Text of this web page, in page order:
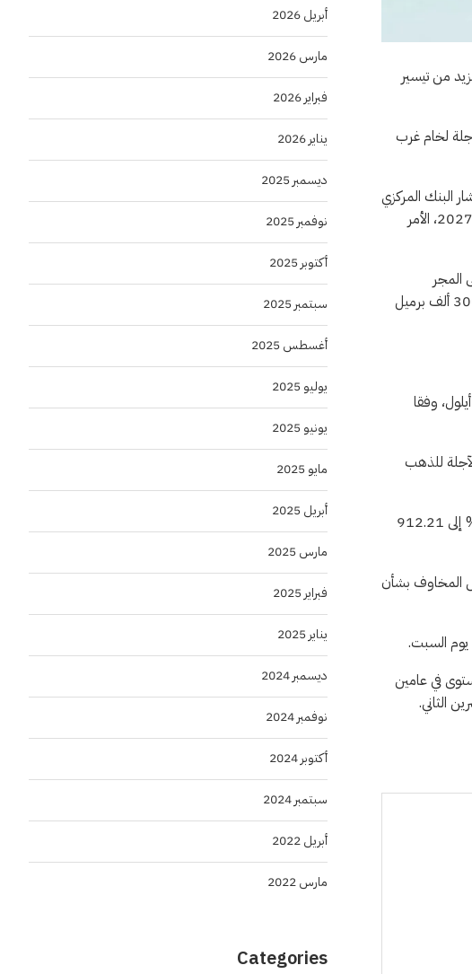
من تيسير
وزادت العقود الآجلة لخام غرب
أشار البنك المركزي
الأمريكي إلى توخي الحذر بشأن المزيد من التيسير في السياسة النقدية. كما أشارت أبحاث إلى أن استهلاك النفط في الصين سيبلغ ذروته في 2027، الأمر
المجر
وسلوفاكيا والتشيك وألمانيا، بعد توقفه يوم الخميس بسبب مشاكل فنية في محطة ضخ روسية. وقبل التوقف، كان خط الأنابيب ينقل 300 ألف برميل
منذ سبتمبر أيلول، وفقا
الآجلة للذهب
وزادت الفضة في المعاملات الفورية 0.3% إلى 29.59 دولار للأوقية. وزاد البلاتين 0.4% إلى 929.83 دولار، في حين تراجع البلاديوم 0.9% إلى 912.21
المخاوف بشأن
يوم السبت.
الاثنين، بالقرب من أعلى مستوى في عامين
تشرين الثاني.
أبريل 2026
مارس 2026
فبراير 2026
يناير 2026
ديسمبر 2025
نوفمبر 2025
أكتوبر 2025
سبتمبر 2025
أغسطس 2025
يوليو 2025
يونيو 2025
مايو 2025
أبريل 2025
مارس 2025
فبراير 2025
يناير 2025
ديسمبر 2024
نوفمبر 2024
أكتوبر 2024
سبتمبر 2024
أبريل 2022
مارس 2022
Categories